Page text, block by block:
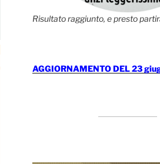
Risultato raggiunto, e presto
AGGIORNAMENTO DEL 23